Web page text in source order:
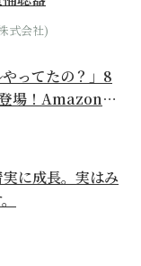
式会社)
やってたの？」8
場！Amazonの
に成長。実はみ